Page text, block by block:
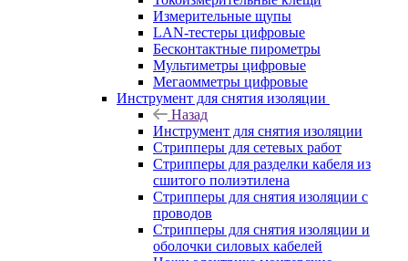
Измерительные щупы
LAN-тестеры цифровые
Бесконтактные пирометры
Мультиметры цифровые
Мегаомметры цифровые
Инструмент для снятия изоляции
Назад
Инструмент для снятия изоляции
Стрипперы для сетевых работ
Стрипперы для разделки кабеля из
сшитого полиэтилена
Cтрипперы для снятия изоляции с
проводов
Стрипперы для снятия изоляции и
оболочки силовых кабелей